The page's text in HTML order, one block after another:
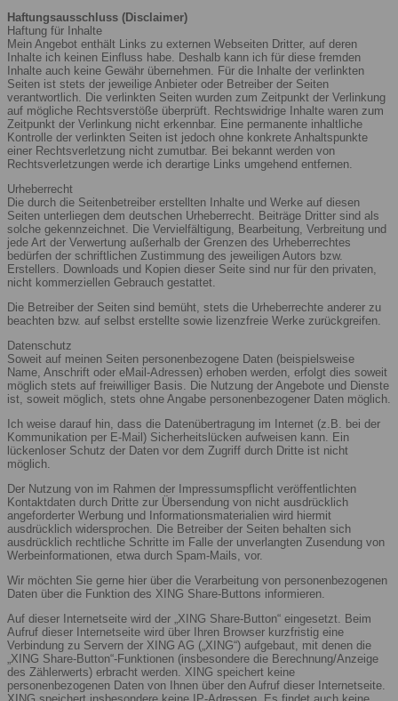
Haftungsausschluss (Disclaimer)
Haftung für Inhalte
Mein Angebot enthält Links zu externen Webseiten Dritter, auf deren
Inhalte ich keinen Einfluss habe. Deshalb kann ich für diese fremden
Inhalte auch keine Gewähr übernehmen. Für die Inhalte der verlinkten
Seiten ist stets der jeweilige Anbieter oder Betreiber der Seiten
verantwortlich. Die verlinkten Seiten wurden zum Zeitpunkt der Verlinkung
auf mögliche Rechtsverstöße überprüft. Rechtswidrige Inhalte waren zum
Zeitpunkt der Verlinkung nicht erkennbar. Eine permanente inhaltliche
Kontrolle der verlinkten Seiten ist jedoch ohne konkrete Anhaltspunkte
einer Rechtsverletzung nicht zumutbar. Bei bekannt werden von
Rechtsverletzungen werde ich derartige Links umgehend entfernen.
Urheberrecht
Die durch die Seitenbetreiber erstellten Inhalte und Werke auf diesen
Seiten unterliegen dem deutschen Urheberrecht. Beiträge Dritter sind als
solche gekennzeichnet. Die Vervielfältigung, Bearbeitung, Verbreitung und
jede Art der Verwertung außerhalb der Grenzen des Urheberrechtes
bedürfen der schriftlichen Zustimmung des jeweiligen Autors bzw.
Erstellers. Downloads und Kopien dieser Seite sind nur für den privaten,
nicht kommerziellen Gebrauch gestattet.
Die Betreiber der Seiten sind bemüht, stets die Urheberrechte anderer zu
beachten bzw. auf selbst erstellte sowie lizenzfreie Werke zurückgreifen.
Datenschutz
Soweit auf meinen Seiten personenbezogene Daten (beispielsweise
Name, Anschrift oder eMail-Adressen) erhoben werden, erfolgt dies soweit
möglich stets auf freiwilliger Basis. Die Nutzung der Angebote und Dienste
ist, soweit möglich, stets ohne Angabe personenbezogener Daten möglich.
Ich weise darauf hin, dass die Datenübertragung im Internet (z.B. bei der
Kommunikation per E-Mail) Sicherheitslücken aufweisen kann. Ein
lückenloser Schutz der Daten vor dem Zugriff durch Dritte ist nicht
möglich.
Der Nutzung von im Rahmen der Impressumspflicht veröffentlichten
Kontaktdaten durch Dritte zur Übersendung von nicht ausdrücklich
angeforderter Werbung und Informationsmaterialien wird hiermit
ausdrücklich widersprochen. Die Betreiber der Seiten behalten sich
ausdrücklich rechtliche Schritte im Falle der unverlangten Zusendung von
Werbeinformationen, etwa durch Spam-Mails, vor.
Wir möchten Sie gerne hier über die Verarbeitung von personenbezogenen
Daten über die Funktion des XING Share-Buttons informieren.
Auf dieser Internetseite wird der „XING Share-Button“ eingesetzt. Beim
Aufruf dieser Internetseite wird über Ihren Browser kurzfristig eine
Verbindung zu Servern der XING AG („XING“) aufgebaut, mit denen die
„XING Share-Button“-Funktionen (insbesondere die Berechnung/Anzeige
des Zählerwerts) erbracht werden. XING speichert keine
personenbezogenen Daten von Ihnen über den Aufruf dieser Internetseite.